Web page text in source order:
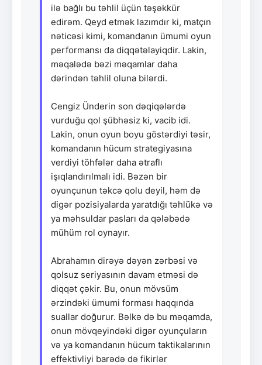
ilə bağlı bu təhlil üçün təşəkkür
edirəm. Qeyd etmək lazımdır ki, matçın
nəticəsi kimi, komandanın ümumi oyun
performansı da diqqətəlayiqdir. Lakin,
məqalədə bəzi məqamlar daha
dərindən təhlil oluna bilərdi.
Cengiz Ünderin son dəqiqələrdə
vurduğu qol şübhəsiz ki, vacib idi.
Lakin, onun oyun boyu göstərdiyi təsir,
komandanın hücum strategiyasına
verdiyi töhfələr daha ətraflı
işıqlandırılmalı idi. Bəzən bir
oyunçunun təkcə qolu deyil, həm də
digər pozisiyalarda yaratdığı təhlükə və
ya məhsuldar pasları da qələbədə
mühüm rol oynayır.
Abrahamın dirəyə dəyən zərbəsi və
qolsuz seriyasının davam etməsi də
diqqət çəkir. Bu, onun mövsüm
ərzindəki ümumi forması haqqında
suallar doğurur. Bəlkə də bu məqamda,
onun mövqeyindəki digər oyunçuların
və ya komandanın hücum taktikalarının
effektivliyi barədə də fikirlər